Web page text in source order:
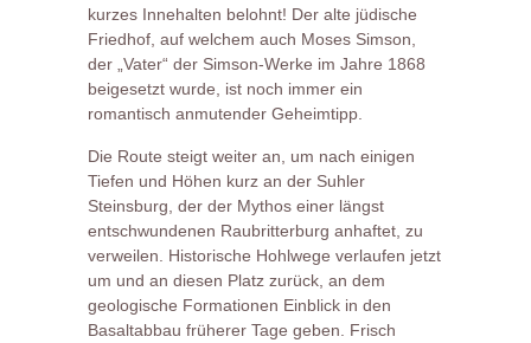
kurzes Innehalten belohnt! Der alte jüdische
Friedhof, auf welchem auch Moses Simson,
der „Vater“ der Simson-Werke im Jahre 1868
beigesetzt wurde, ist noch immer ein
romantisch anmutender Geheimtipp.
Die Route steigt weiter an, um nach einigen
Tiefen und Höhen kurz an der Suhler
Steinsburg, der der Mythos einer längst
entschwundenen Raubritterburg anhaftet, zu
verweilen. Historische Hohlwege verlaufen jetzt
um und an diesen Platz zurück, an dem
geologische Formationen Einblick in den
Basaltabbau früherer Tage geben. Frisch